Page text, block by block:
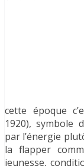
cette époque
1920), symbole
par l’énergie
la flapper
jeunesse,